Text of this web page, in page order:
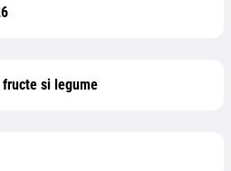
si legume